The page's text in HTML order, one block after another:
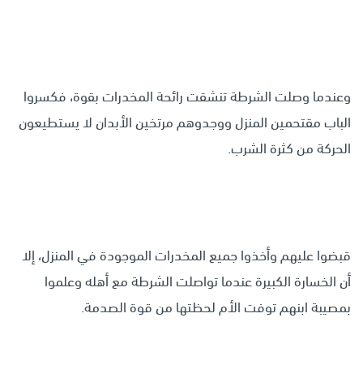
وعندما وصلت الشرطة تنشقت رائحة المخدرات بقوة، فكسروا
الباب مقتحمين المنزل ووجدوهم مرتخين الأبدان لا يستطيعون
الحركة من كثرة الشرب.
قبضوا عليهم وأخذوا جميع المخدرات الموجودة في المنزل، إلا
أن الخسارة الكبيرة عندما تواصلت الشرطة مع أهله وعلموا
بمصيبة ابنهم توفت الأم لحظتها من قوة الصدمة.